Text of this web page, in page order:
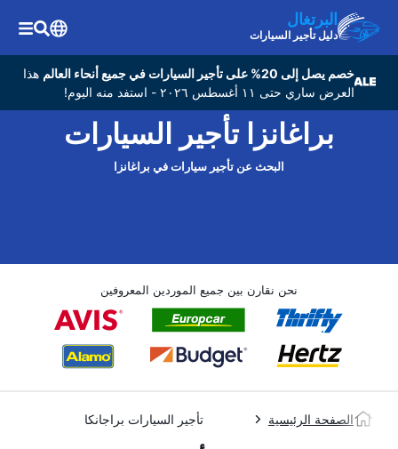
البرتغال
دليل تأجير السيارات
خصم يصل إلى 20% على تأجير السيارات في جميع أنحاء العالم
هذا
العرض ساري حتى ١١ أغسطس ٢٠٢٦ - استفد منه اليوم!
براغانزا تأجير السيارات
البحث عن تأجير سيارات في براغانزا
نحن نقارن بين جميع الموردين المعروفين
الصفحة الرئيسية تأجير السيارات براجانكا